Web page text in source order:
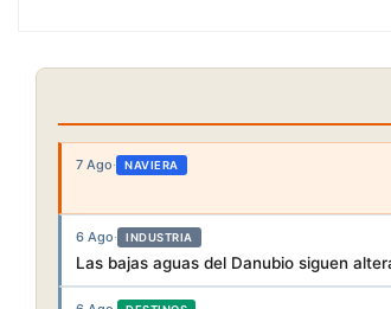
7 Ago· NAVIERA
6 Ago· INDUSTRIA
Las bajas aguas del Danubio siguen